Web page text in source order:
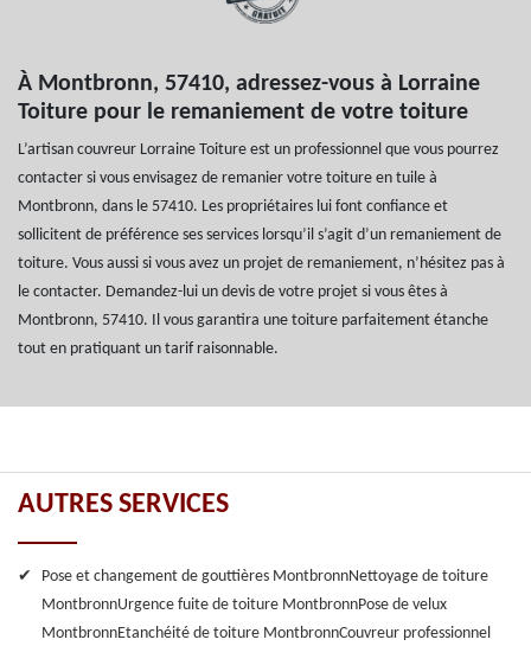
À Montbronn, 57410, adressez-vous à Lorraine
Toiture pour le remaniement de votre toiture
L’artisan couvreur Lorraine Toiture est un professionnel que vous pourrez
contacter si vous envisagez de remanier votre toiture en tuile à
Montbronn, dans le 57410. Les propriétaires lui font confiance et
sollicitent de préférence ses services lorsqu’il s’agit d’un remaniement de
toiture. Vous aussi si vous avez un projet de remaniement, n’hésitez pas à
le contacter. Demandez-lui un devis de votre projet si vous êtes à
Montbronn, 57410. Il vous garantira une toiture parfaitement étanche
tout en pratiquant un tarif raisonnable.
AUTRES SERVICES
Pose et changement de gouttières MontbronnNettoyage de toiture
MontbronnUrgence fuite de toiture MontbronnPose de velux
MontbronnEtanchéité de toiture MontbronnCouvreur professionnel